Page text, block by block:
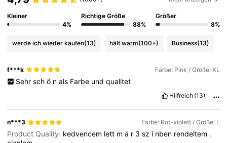
4,78 11K Follower
4,78
4,78 11K Follower
Kleiner
4%
Richtige Größe
88%
Größer
8%
werde ich wieder kaufen(13) hält warm(100+) Business(13)
f***k Farbe: Pink / Größe: XL
Sehr sch ö n als Farbe und qualitet
Hilfreich (13)
n***3 Farbe: Rot-violett / Größe: L
Product Quality: kedvencem lett má r 3sz í nben rendeltem .